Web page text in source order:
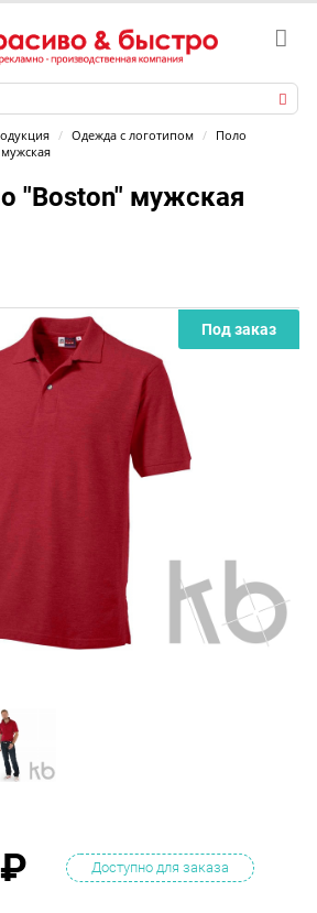
Одежда с логотипом
Поло
"Boston" мужская
Под заказ
₽ Доступно для заказа